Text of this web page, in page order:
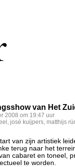
van Het
2008 om 19:47 uur
, josé kuijpers, matthijs
van zijn artistiek
terug naar het
cabaret en toneel,
te worden.